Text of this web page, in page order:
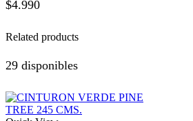
$4.990
Related products
29 disponibles